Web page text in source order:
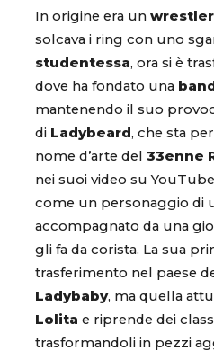
In origine era un
solcava i ring con uno
studentessa, ora si è
dove ha fondato una
mantenendo il suo
di Ladybeard, che sta
nome d’arte del 33enne
nei suoi video su
come un personaggio di
accompagnato da una
gli fa da corista. La sua
trasferimento nel paese
Ladybaby, ma quella
Lolita e riprende dei
trasformandoli in pezzi